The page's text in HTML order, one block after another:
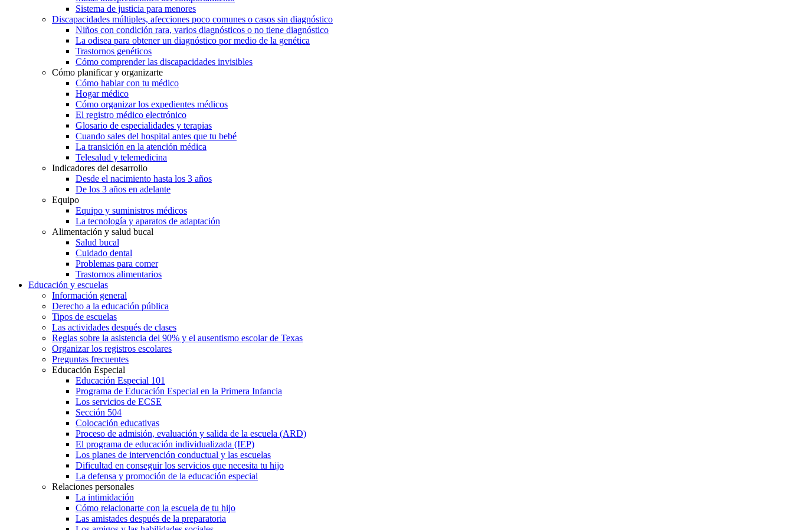
Sistema de justicia para menores
Discapacidades múltiples, afecciones poco comunes o casos sin diagnóstico
Niños con condición rara, varios diagnósticos o no tiene diagnóstico
La odisea para obtener un diagnóstico por medio de la genética
Trastornos genéticos
Cómo comprender las discapacidades invisibles
Cómo planificar y organizarte
Cómo hablar con tu médico
Hogar médico
Cómo organizar los expedientes médicos
El registro médico electrónico
Glosario de especialidades y terapias
Cuando sales del hospital antes que tu bebé
La transición en la atención médica
Telesalud y telemedicina
Indicadores del desarrollo
Desde el nacimiento hasta los 3 años
De los 3 años en adelante
Equipo
Equipo y suministros médicos
La tecnología y aparatos de adaptación
Alimentación y salud bucal
Salud bucal
Cuidado dental
Problemas para comer
Trastornos alimentarios
Educación y escuelas
Información general
Derecho a la educación pública
Tipos de escuelas
Las actividades después de clases
Reglas sobre la asistencia del 90% y el ausentismo escolar de Texas
Organizar los registros escolares
Preguntas frecuentes
Educación Especial
Educación Especial 101
Programa de Educación Especial en la Primera Infancia
Los servicios de ECSE
Sección 504
Colocación educativas
Proceso de admisión, evaluación y salida de la escuela (ARD)
El programa de educación individualizada (IEP)
Los planes de intervención conductual y las escuelas
Dificultad en conseguir los servicios que necesita tu hijo
La defensa y promoción de la educación especial
Relaciones personales
La intimidación
Cómo relacionarte con la escuela de tu hijo
Las amistades después de la preparatoria